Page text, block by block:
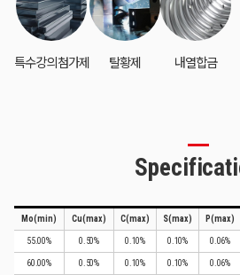
특수강의 첨가제 탈황제 내열합금
Mo(min) Cu(max) C(max) S(max) P(max)
55.00% 0.50% 0.10% 0.10% 0.06%
60.00% 0.50% 0.10% 0.10% 0.06%